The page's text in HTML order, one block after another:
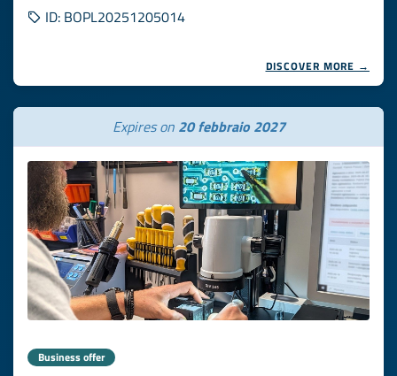
ID: BOPL20251205014
DISCOVER MORE →
Expires on 20 febbraio 2027
Business offer